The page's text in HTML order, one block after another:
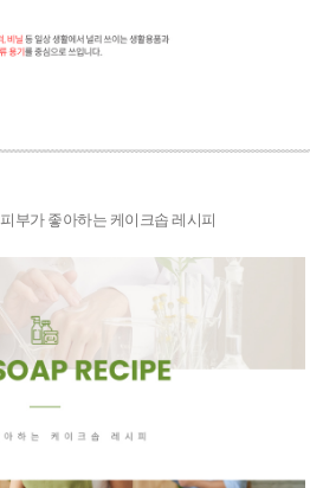
피부가 좋아하는 케이크솝 레시피